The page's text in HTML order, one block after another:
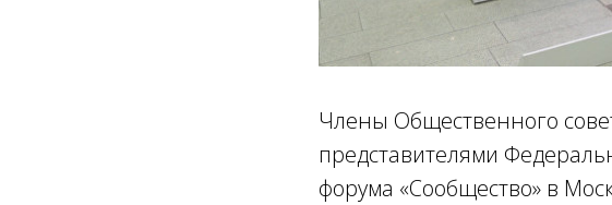
Члены Общественного
представителями
форума «Сообщество» в